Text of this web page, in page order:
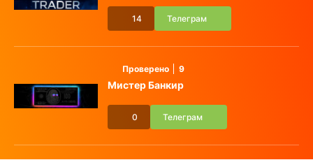
14 Телеграм
Проверено 9
Мистер Банкир
0 Телеграм